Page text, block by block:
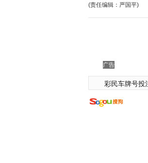
(责任编辑：严国平)
广告
彩民车牌号投